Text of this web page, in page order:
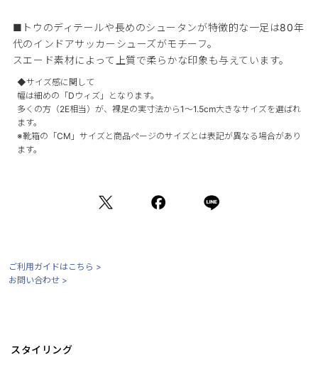
■トウのディテールや長めのシュータンが特徴的な一足は80年
代のインドアサッカーシューズがモチーフ。
スエード素材によって上質で柔らかな印象も与えています。
◆サイズ感に関して
幅は細めの「Dウィズ」となります。
多くの方（2E相当）が、裸足の実寸法から1～1.5cm大きなサイズを選ばれ
ます。
※靴箱の「CM」サイズと商品ページのサイズとは表記が異なる場合があり
ます。
ご利用ガイドはこちら >
お問い合わせ >
スタイリング